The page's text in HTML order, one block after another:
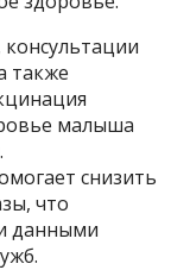
также
малыша
снизить
что
данными